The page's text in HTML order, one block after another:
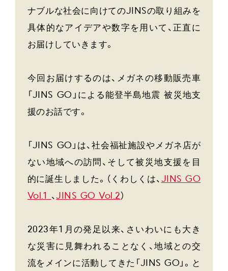
ナブルな社会に向けてのJINSの取り組みを
具体的なアイデアや数字を用いて、正直に
お届けしていきます。
今回お届けするのは、メガネの移動販売車
「JINS GO」による能登半島地震 被災地支
援のお話です。
「JINS GO」は、社会福祉施設やメガネ店が
ない地域への訪問、そして被災地支援を目
的に誕生しました。（くわしくは、 JINS GO
Vol.1 、JINS GO Vol.2 ）
2023年1月の発足以来、さいわいにも大き
な災害に見舞われることなく、地域との交
流をメインに活動してきた「JINS GO」。と